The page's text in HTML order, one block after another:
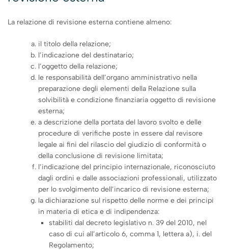
La relazione di revisione esterna contiene almeno:
il titolo della relazione;
l’indicazione del destinatario;
l’oggetto della relazione;
le responsabilità dell’organo amministrativo nella
preparazione degli elementi della Relazione sulla
solvibilità e condizione finanziaria oggetto di revisione
esterna;
a descrizione della portata del lavoro svolto e delle
procedure di verifiche poste in essere dal revisore
legale ai fini del rilascio del giudizio di conformità o
della conclusione di revisione limitata;
l’indicazione del principio internazionale, riconosciuto
dagli ordini e dalle associazioni professionali, utilizzato
per lo svolgimento dell’incarico di revisione esterna;
la dichiarazione sul rispetto delle norme e dei principi
in materia di etica e di indipendenza:
stabiliti dal decreto legislativo n. 39 del 2010, nel
caso di cui all’articolo 6, comma 1, lettera a), i. del
Regolamento;